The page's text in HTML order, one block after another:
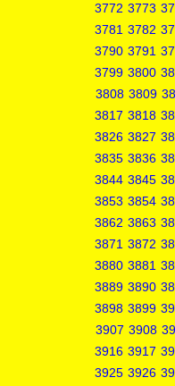
3772 3773
3781 3782
3790 3791
3799 3800
3808 3809
3817 3818
3826 3827
3835 3836
3844 3845
3853 3854
3862 3863
3871 3872
3880 3881
3889 3890
3898 3899
3907 3908
3916 3917
3925 3926